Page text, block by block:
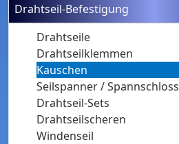
Drahtseil-Befestigung
Drahtseile
Drahtseilklemmen
Kauschen
Seilspanner / Spannschloss
Drahtseil-Sets
Drahtseilscheren
Windenseil